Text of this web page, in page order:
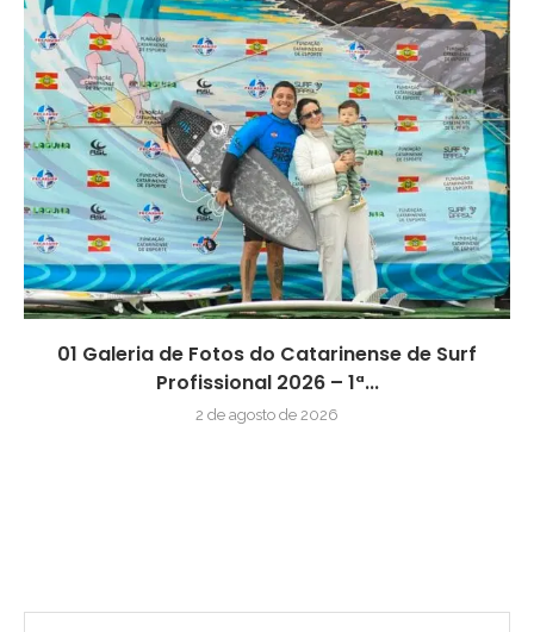
01 Galeria de Fotos do Catarinense de Surf
Profissional 2026 – 1ª...
2 de agosto de 2026